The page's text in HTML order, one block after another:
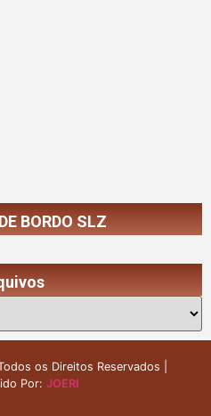
BORDO SLZ
os Direitos Reservados |
Por: JOERI